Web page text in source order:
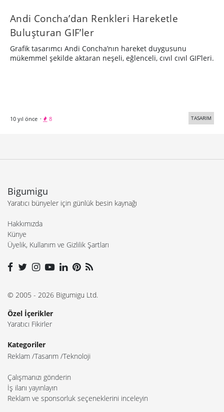
Andi Concha’dan Renkleri Hareketle
Buluşturan GIF’ler
Grafik tasarımcı Andi Concha’nın hareket duygusunu
mükemmel şekilde aktaran neşeli, eğlenceli, cıvıl cıvıl GIF’leri.
10 yıl önce · 8 TASARIM
Bigumigu
Yaratıcı bünyeler için günlük besin kaynağı
Hakkımızda
Künye
Üyelik, Kullanım ve Gizlilik Şartları
© 2005 - 2026 Bigumigu Ltd.
Özel İçerikler
Yaratıcı Fikirler
Kategoriler
Reklam Tasarım Teknoloji
Çalışmanızı gönderin
İş ilanı yayınlayın
Reklam ve sponsorluk seçeneklerini inceleyin